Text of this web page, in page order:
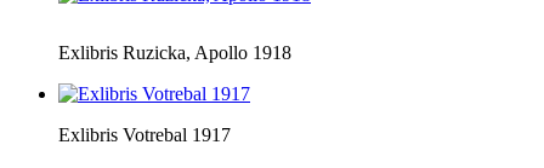
Exlibris Ruzicka, Apollo 1918
Exlibris Votrebal 1917